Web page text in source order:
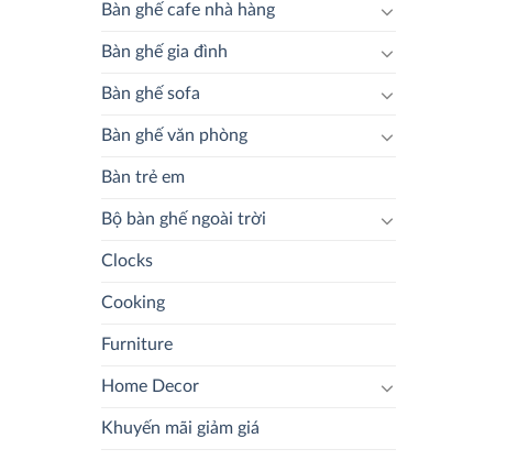
Bàn ghế cafe nhà hàng
Bàn ghế gia đình
Bàn ghế sofa
Bàn ghế văn phòng
Bàn trẻ em
Bộ bàn ghế ngoài trời
Clocks
Cooking
Furniture
Home Decor
Khuyến mãi giảm giá